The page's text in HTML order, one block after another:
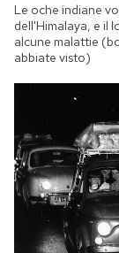
Le oche indiane
dell'Himalaya, e il
alcune malattie
abbiate visto)